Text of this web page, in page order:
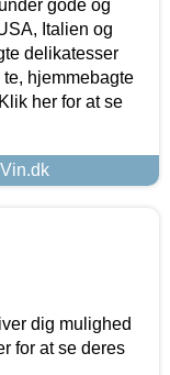
gode og
Italien og
delikatesser
hjemmebagte
her for at se
dig mulighed
for at se deres